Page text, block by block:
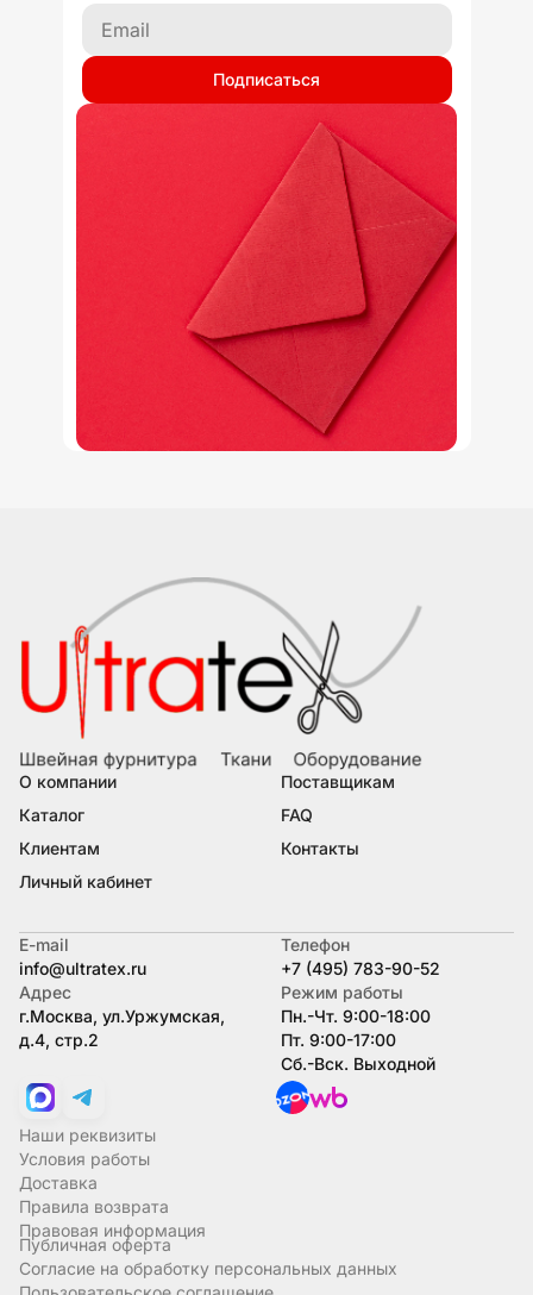
Подписаться
О компании
Каталог
Клиентам
Личный кабинет
Поставщикам
FAQ
Контакты
Телефон
+7 (495) 783-90-52
E-mail
info@ultratex.ru
Адрес
г.Москва, ул.Уржумская,
д.4, стр.2
Режим работы
Пн.-Чт. 9:00-18:00
Пт. 9:00-17:00
Сб.-Вск. Выходной
Наши реквизиты
Условия работы
Доставка
Правила возврата
Правовая информация
Публичная оферта
Согласие на обработку персональных данных